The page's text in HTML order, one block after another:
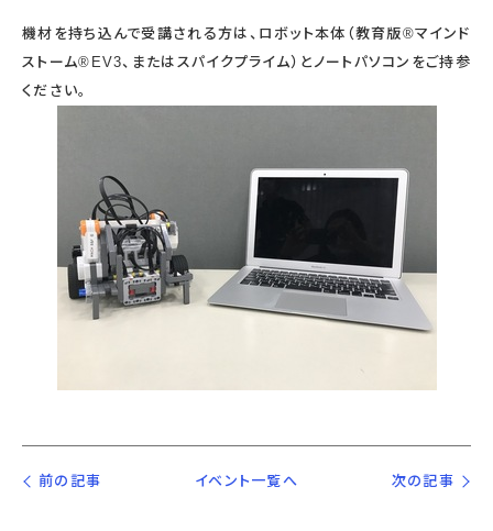
機材を持ち込んで受講される方は、ロボット本体（教育版®マインド
ストーム®EV3、またはスパイクプライム）とノートパソコンをご持参
ください。
前の記事 イベント一覧へ 次の記事